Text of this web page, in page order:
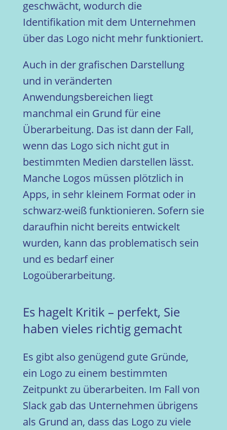
geschwächt, wodurch die
Identifikation mit dem Unternehmen
über das Logo nicht mehr funktioniert.
Auch in der grafischen Darstellung
und in veränderten
Anwendungsbereichen liegt
manchmal ein Grund für eine
Überarbeitung. Das ist dann der Fall,
wenn das Logo sich nicht gut in
bestimmten Medien darstellen lässt.
Manche Logos müssen plötzlich in
Apps, in sehr kleinem Format oder in
schwarz-weiß funktionieren. Sofern sie
daraufhin nicht bereits entwickelt
wurden, kann das problematisch sein
und es bedarf einer
Logoüberarbeitung.
Es hagelt Kritik – perfekt, Sie
haben vieles richtig gemacht
Es gibt also genügend gute Gründe,
ein Logo zu einem bestimmten
Zeitpunkt zu überarbeiten. Im Fall von
Slack gab das Unternehmen übrigens
als Grund an, dass das Logo zu viele